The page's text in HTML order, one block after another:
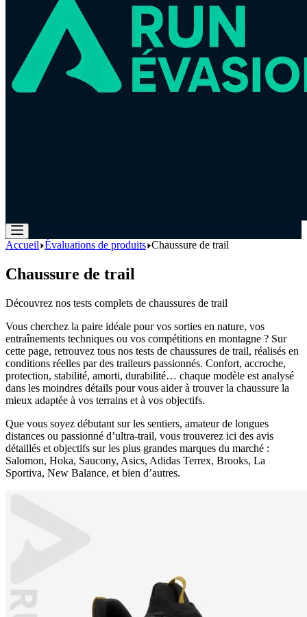
Accueil Évaluations de produits Chaussure de trail
Chaussure de trail
Découvrez nos tests complets de chaussures de trail
Vous cherchez la paire idéale pour vos sorties en nature, vos
entraînements techniques ou vos compétitions en montagne ? Sur
cette page, retrouvez tous nos tests de chaussures de trail, réalisés en
conditions réelles par des traileurs passionnés. Confort, accroche,
protection, stabilité, amorti, durabilité… chaque modèle est analysé
dans les moindres détails pour vous aider à trouver la chaussure la
mieux adaptée à vos terrains et à vos objectifs.
Que vous soyez débutant sur les sentiers, amateur de longues
distances ou passionné d’ultra-trail, vous trouverez ici des avis
détaillés et objectifs sur les plus grandes marques du marché :
Salomon, Hoka, Saucony, Asics, Adidas Terrex, Brooks, La
Sportiva, New Balance, et bien d’autres.